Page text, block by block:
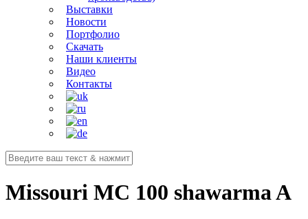
Выставки
Новости
Портфолио
Скачать
Наши клиенты
Видео
Контакты
Missouri MC 100 shawarma A